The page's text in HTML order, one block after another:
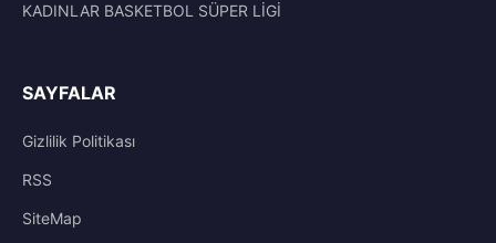
KADINLAR BASKETBOL SÜPER LİGİ
SAYFALAR
Gizlilik Politikası
RSS
SiteMap